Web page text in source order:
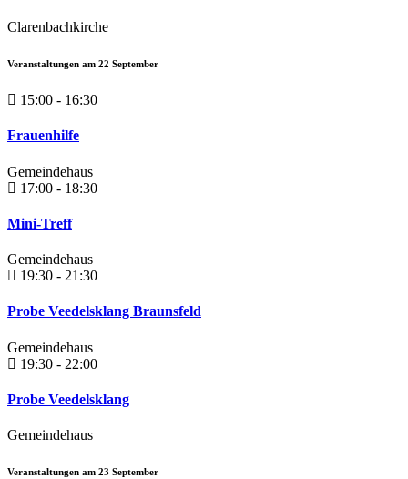
Clarenbachkirche
Veranstaltungen am 22 September
15:00 - 16:30
Frauenhilfe
Gemeindehaus
17:00 - 18:30
Mini-Treff
Gemeindehaus
19:30 - 21:30
Probe Veedelsklang Braunsfeld
Gemeindehaus
19:30 - 22:00
Probe Veedelsklang
Gemeindehaus
Veranstaltungen am 23 September